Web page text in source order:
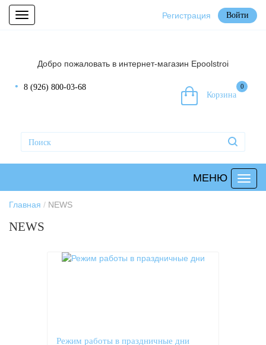
Toggle
navigation
Регистрация Войти
Добро пожаловать в интернет-магазин Epoolstroi
Корзина
0
8 (926) 800-03-68
МЕНЮ
Главная NEWS
NEWS
Режим работы в праздничные дни